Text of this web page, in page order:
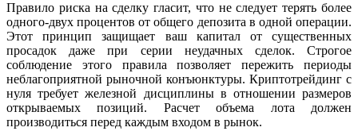
Правило риска на сделку гласит, что не следует терять более
одного-двух процентов от общего депозита в одной операции.
Этот принцип защищает ваш капитал от существенных
просадок даже при серии неудачных сделок. Строгое
соблюдение этого правила позволяет пережить периоды
неблагоприятной рыночной конъюнктуры. Криптотрейдинг с
нуля требует железной дисциплины в отношении размеров
открываемых позиций. Расчет объема лота должен
производиться перед каждым входом в рынок.